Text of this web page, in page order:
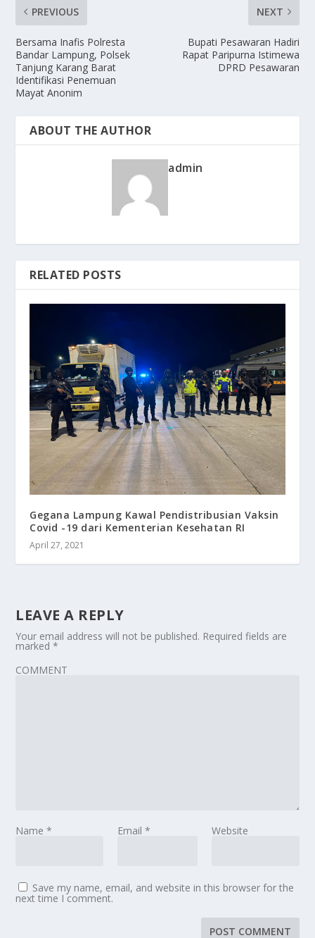
PREVIOUS
Bersama Inafis Polresta
Bandar Lampung, Polsek
Tanjung Karang Barat
Identifikasi Penemuan
Mayat Anonim
NEXT
Bupati Pesawaran Hadiri
Rapat Paripurna Istimewa
DPRD Pesawaran
ABOUT THE AUTHOR
admin
RELATED POSTS
Gegana Lampung Kawal Pendistribusian Vaksin
Covid -19 dari Kementerian Kesehatan RI
April 27, 2021
LEAVE A REPLY
Your email address will not be published. Required fields are
marked*
COMMENT
Name* Email * Website
Save my name, email, and website in this browser for the
next time I comment.